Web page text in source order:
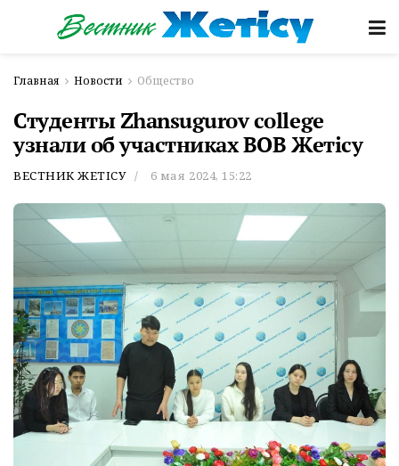
Главная Новости Общество
Студенты Zhansugurov college
узнали об участниках ВОВ Жетісу
ВЕСТНИК ЖЕТІСУ 6 мая 2024, 15:22